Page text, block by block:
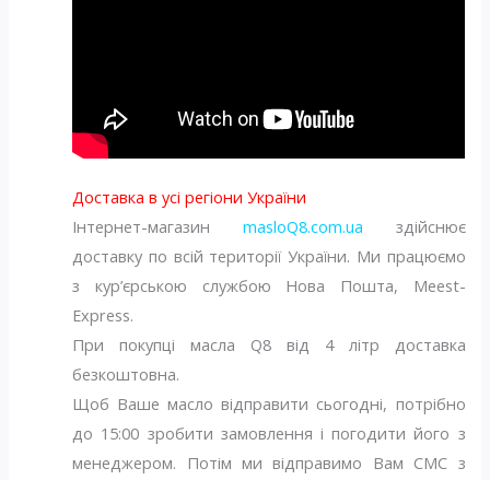
Доставка в усі регіони України
Інтернет-магазин masloQ8.com.ua здійснює
доставку по всій території України. Ми працюємо
з кур’єрською службою Нова Пошта, Meest-
Express.
При покупці масла Q8 від 4 літр доставка
безкоштовна.
Щоб Ваше масло відправити сьогодні, потрібно
до 15:00 зробити замовлення і погодити його з
менеджером. Потім ми відправимо Вам СМС з